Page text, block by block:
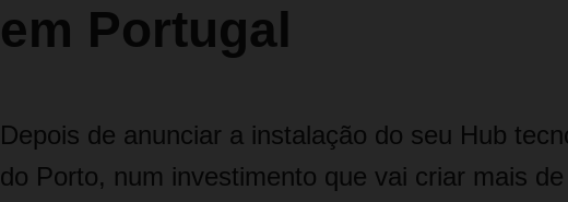
em Portugal
Depois de anunciar a instalação do seu Hub
do Porto, num investimento que vai criar mais